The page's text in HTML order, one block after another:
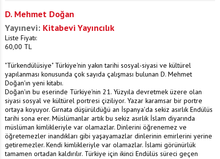
D. Mehmet Doğan
Yayınevi: Kitabevi Yayıncılık
Liste Fiyatı:
60,00 TL
"Türkendülüsiye" Türkiye'nin yakın tarihi sosyal-siyasi ve kültürel
yapılanması konusunda çok sayıda çalışması bulunan D. Mehmet
Doğan'ın yeni kitabı.
Doğan'ın bu eserinde Türkiye'nin 21. Yüzyıla devretmek üzere olan
siyasi sosyal ve kültürel portresi çiziliyor. Yazar karamsar bir portre
ortaya koyuyor. Gırnata düşürüldüğü an İspanya'da sekiz asırlık Endülüs
tarihi sona erer. Müslümanlar artık bu sekiz asırlık İslam diyarında
müslüman kimlikleriyle var olamazlar. Dinlerini öğrenemez ve
öğretemezler inandıkları gibi yaşayamazlar dinlerinin emirlerini yerine
getiremezler. Kendi kimlikleriyle var olamazlar. İslami görünürlük
tamamen ortadan kaldırılır. Türkiye için ikinci Endülüs süreci geçen